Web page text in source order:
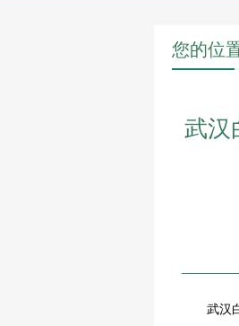
您的位
武汉
武汉